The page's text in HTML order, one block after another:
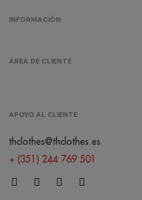
INFORMACIÓN
ÁREA DE CLIENTE
APOYO AL CLIENTE
thclothes@thclothes.es
+ (351) 244 769 501